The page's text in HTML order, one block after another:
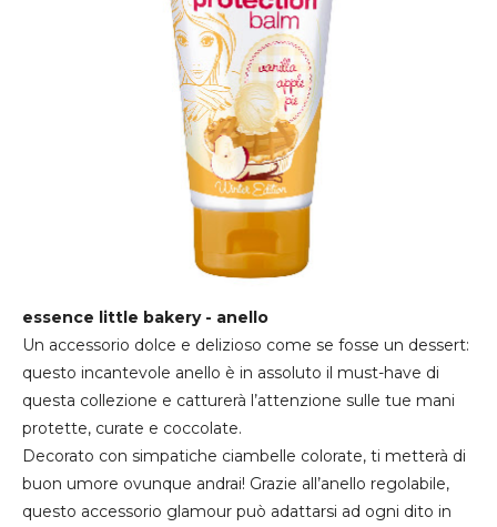
essence little bakery - anello
Un accessorio dolce e delizioso come se fosse un dessert:
questo incantevole anello è in assoluto il must-have di
questa collezione e catturerà l’attenzione sulle tue mani
protette, curate e coccolate.
Decorato con simpatiche ciambelle colorate, ti metterà di
buon umore ovunque andrai! Grazie all’anello regolabile,
questo accessorio glamour può adattarsi ad ogni dito in